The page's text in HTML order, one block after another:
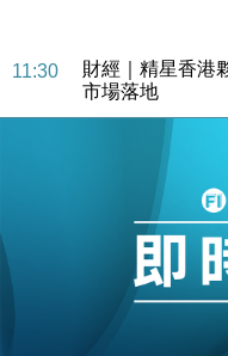
11:30
財經｜精星香港
市場落地
地產｜大酒店
國際｜特朗普
財經｜香港7月
11:40
財經｜黑石傳再